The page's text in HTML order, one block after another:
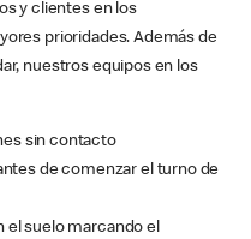
y clientes en los
prioridades. Además de
nuestros equipos en los
sin contacto
de comenzar el turno de
el suelo marcando el